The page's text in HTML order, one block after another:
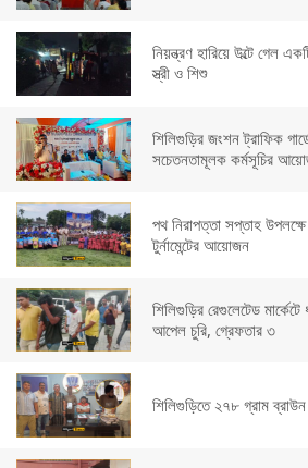
নিয়ন্ত্রণ হারিয়ে উল্টে গেল
স্ত্রী ও শিশু
শিলিগুড়ির জংশন ট্রাফিক
সচেতনতামূলক কর্মসূচির
পথ নিরাপত্তা সপ্তাহ
টুর্নামেন্টের আয়োজন
শিলিগুড়ির রেগুলেটেড
আপেল চুরি, গ্রেফতার ৩
শিলিগুড়িতে ২৭৮ গ্রাম